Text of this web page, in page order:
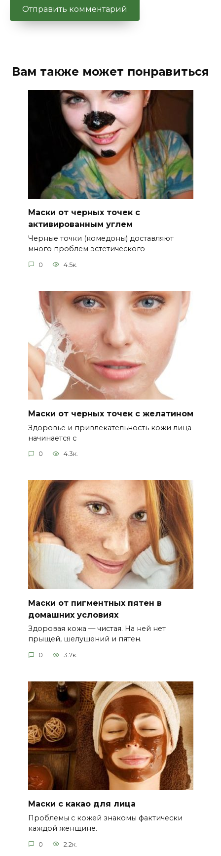
Вам также может понравиться
Маски от черных точек с
активированным углем
Черные точки (комедоны) доставляют
много проблем эстетического
0 4.5к.
Маски от черных точек с желатином
Здоровье и привлекательность кожи лица
начинается с
0 4.3к.
Маски от пигментных пятен в
домашних условиях
Здоровая кожа — чистая. На ней нет
прыщей, шелушений и пятен.
0 3.7к.
Маски с какао для лица
Проблемы с кожей знакомы фактически
каждой женщине.
0 2.2к.